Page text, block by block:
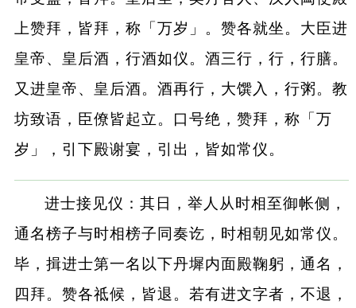
上赞拜，皆拜，称「万岁」。赞各就坐。大臣进
皇帝、皇后酒，行酒如仪。酒三行，行，行膳。
又进皇帝、皇后酒。酒再行，大馔入，行粥。教
坊致语，臣僚皆起立。口号绝，赞拜，称「万
岁」，引下殿谢宴，引出，皆如常仪。
进士接见仪：其日，举人从时相至御帐侧，
通名榜子与时相榜子同奏讫，时相朝见如常仪。
毕，揖进士第一名以下丹墀内面殿鞠躬，通名，
四拜。赞各祗候，皆退。若有进文字者，不退，